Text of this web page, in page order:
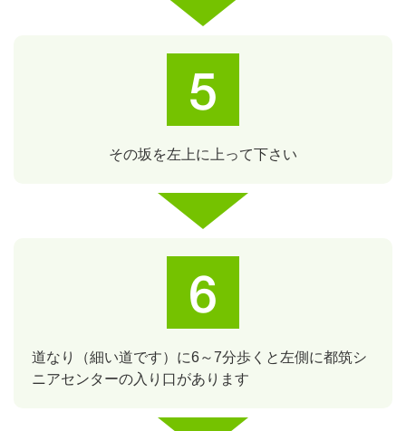
その坂を左上に上って下さい
道なり（細い道です）に6～7分歩くと左側に都筑シ
ニアセンターの入り口があります